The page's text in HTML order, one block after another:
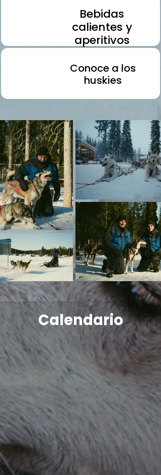
Bebidas
calientes y
aperitivos
Conoce a los
huskies
Calendario